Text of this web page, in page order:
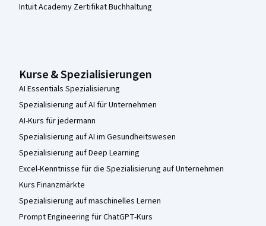
Intuit Academy Zertifikat Buchhaltung
Kurse & Spezialisierungen
AI Essentials Spezialisierung
Spezialisierung auf AI für Unternehmen
AI-Kurs für jedermann
Spezialisierung auf AI im Gesundheitswesen
Spezialisierung auf Deep Learning
Excel-Kenntnisse für die Spezialisierung auf Unternehmen
Kurs Finanzmärkte
Spezialisierung auf maschinelles Lernen
Prompt Engineering für ChatGPT-Kurs